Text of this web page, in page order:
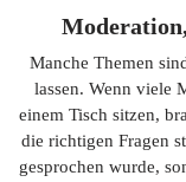
Manche Themen
lassen. Wenn viele
einem Tisch sitzen,
die richtigen Fragen
gesprochen wurde,